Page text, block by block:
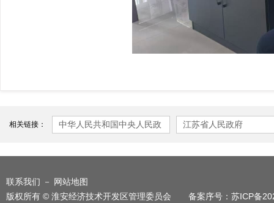
相关链接：
中华人民共和国中央人民政
江苏省人民政府
联系我们 －
网站地图
版权所有 © 淮安经济技术开发区管理委员会 备案序号： 苏ICP备